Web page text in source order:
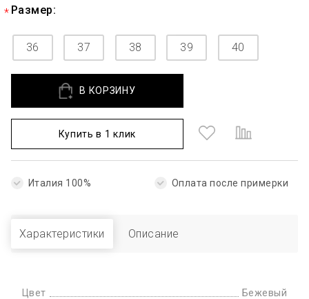
Размер:
36 37 38 39 40
В КОРЗИНУ
Купить в 1 клик
Италия 100% Оплата после примерки
Характеристики Описание
Цвет
Бежевый